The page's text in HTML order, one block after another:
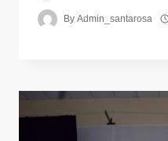
By Admin_santarosa